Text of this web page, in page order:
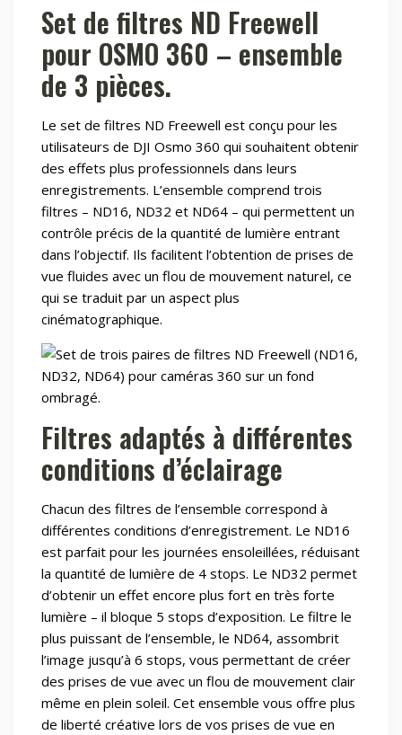
Set de filtres ND Freewell
pour OSMO 360 – ensemble
de 3 pièces.
Le set de filtres ND Freewell est conçu pour les
utilisateurs de DJI Osmo 360 qui souhaitent obtenir
des effets plus professionnels dans leurs
enregistrements. L’ensemble comprend trois
filtres – ND16, ND32 et ND64 – qui permettent un
contrôle précis de la quantité de lumière entrant
dans l’objectif. Ils facilitent l’obtention de prises de
vue fluides avec un flou de mouvement naturel, ce
qui se traduit par un aspect plus
cinématographique.
Filtres adaptés à différentes
conditions d’éclairage
Chacun des filtres de l’ensemble correspond à
différentes conditions d’enregistrement. Le ND16
est parfait pour les journées ensoleillées, réduisant
la quantité de lumière de 4 stops. Le ND32 permet
d’obtenir un effet encore plus fort en très forte
lumière – il bloque 5 stops d’exposition. Le filtre le
plus puissant de l’ensemble, le ND64, assombrit
l’image jusqu’à 6 stops, vous permettant de créer
des prises de vue avec un flou de mouvement clair
même en plein soleil. Cet ensemble vous offre plus
de liberté créative lors de vos prises de vue en